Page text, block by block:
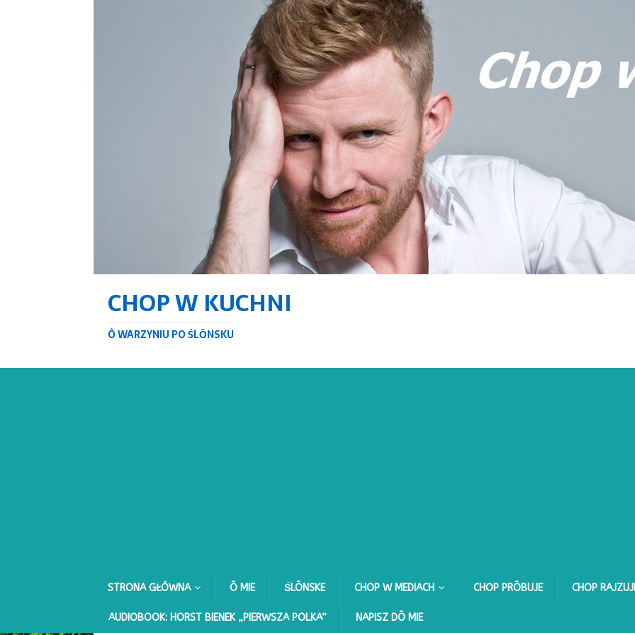
CHOP W KUCHNI
Ô WARZYNIU PO ŚLŌNSKU
STRONA GŁÓWNA Ō MIE ŚLŌNSKE CHOP W MEDIACH CHOP PRŌBUJE CHOP
AUDIOBOOK: HORST BIENEK „PIERWSZA POLKA” NAPISZ DŌ MIE